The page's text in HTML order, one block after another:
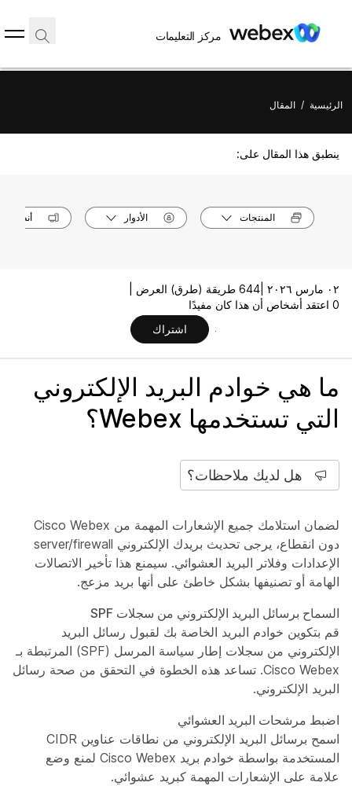
مركز التعليمات
الرئيسية / المقال
ينطبق هذا المقال على:
المنتجات الأدوار أنظمة
٠٢ مارس ٢٠٢٦ |
644 طريقة (طرق) العرض |
0 اعتقد أشخاص أن هذا كان مفيدًا
اشتراك
ما هي خوادم البريد الإلكتروني
التي تستخدمها Webex؟
هل لديك ملاحظات؟
لضمان استلامك جميع الإشعارات المهمة من Cisco Webex
دون انقطاع، يرجى تحديث بريدك الإلكتروني server/firewall
الإعدادات وفلاتر البريد العشوائي. سيمنع هذا تأخير الاتصالات
الهامة أو تصنيفها بشكل خاطئ على أنها بريد مزعج.
السماح برسائل البريد الإلكتروني من سجلات SPF
قم بتكوين خوادم البريد الخاصة بك لقبول رسائل البريد
الإلكتروني من سجلات إطار سياسة المرسل (SPF) المرتبطة بـ
Cisco Webex. تساعد هذه الخطوة في التحقق من صحة رسائل
البريد الإلكتروني.
اضبط مرشحات البريد العشوائي
اسمح برسائل البريد الإلكتروني من نطاقات عناوين CIDR
المستخدمة بواسطة خوادم بريد Cisco Webex لمنع وضع
علامة على الإشعارات المهمة كبريد عشوائي.